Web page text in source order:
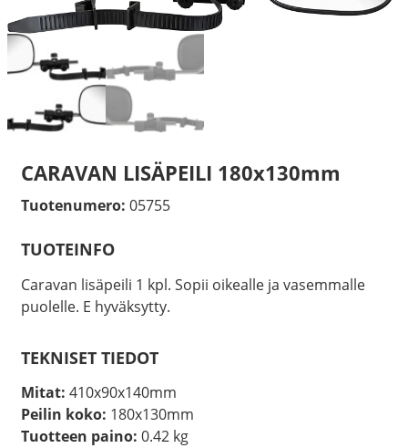
CARAVAN LISÄPEILI 180x130mm
Tuotenumero: 05755
TUOTEINFO
Caravan lisäpeili 1 kpl. Sopii oikealle ja vasemmalle
puolelle. E hyväksytty.
TEKNISET TIEDOT
Mitat: 410x90x140mm
Peilin koko: 180x130mm
Tuotteen paino: 0.42 kg